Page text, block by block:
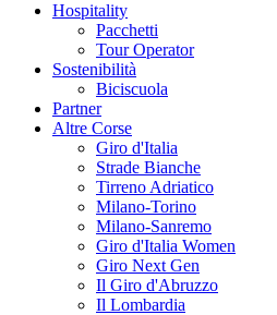
Hospitality
Pacchetti
Tour Operator
Sostenibilità
Biciscuola
Partner
Altre Corse
Giro d'Italia
Strade Bianche
Tirreno Adriatico
Milano-Torino
Milano-Sanremo
Giro d'Italia Women
Giro Next Gen
Il Giro d'Abruzzo
Il Lombardia